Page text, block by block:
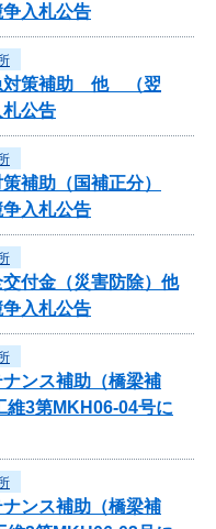
入札公告
対策補助 他 （翌
公告
補助（国補正分）
入札公告
付金（災害防除）他
入札公告
ンス補助（橋梁補
維3第MKH06-04号に
ンス補助（橋梁補